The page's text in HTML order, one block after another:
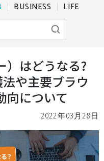
BUSINESS LIFE
）はどうなる?
や主要ブラウ
向について
2022年03月28日